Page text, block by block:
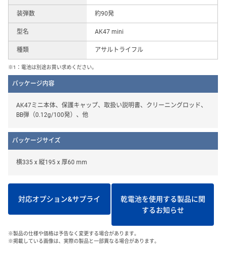
装弾数 約90発
型名 AK47 mini
種類 アサルトライフル
※1：電池は別途お買い求めください。
パッケージ内容
AK47ミニ本体、保護キャップ、取扱い説明書、クリーニングロッド、
BB弾（0.12g/100発）、他
パッケージサイズ
横335 x 縦195 x 厚60 mm
対応オプション&サプライ
乾電池を使用する製品に関
するお知らせ
※製品の仕様や価格は予告なく変更する場合があります。
※掲載している画像は、実際の製品と一部異なる場合があります。